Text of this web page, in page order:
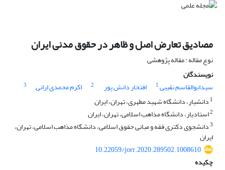
مصادیق تعارض اصل و ظاهر در حقوق مدنی ایران
نوع مقاله : مقاله پژوهشی
نویسندگان
سیدابوالقاسم نقیبی1 افتخار دانش پور 2 اکرم محمدی ارانی
3
1 دانشیار، دانشگاه شهید مطهری، تهران، ایران
2استادیار، دانشگاه مذاهب اسلامی، تهران، ایران
3دانشجوی دکتری فقه و مبانی حقوق اسلامی، دانشگاه مذاهب اسلامی، تهران،
ایران
10.22059/jorr.2020.289502.1008610
چکیده